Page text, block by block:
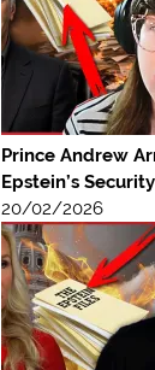
Prince Andrew
Epstein’s
20/02/2026